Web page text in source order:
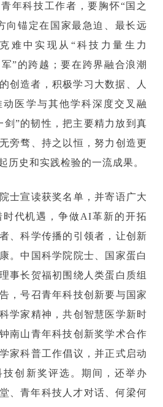
年科技工作者，要胸怀“国之
向锚定在国家最急迫、最长远
难中实现从“科技力量生力
”的跨越；要在跨界融合浪潮
创造者，积极学习大数据、人
医学与其他学科深度交叉融
剑”的韧性，把主要精力放到真
旁骛、持之以恒，努力创造更
历史和实践检验的一流成果。
士宣读获奖名单，并寄语广大
代机遇，争做AI革新的开拓
、科学传播的引领者，让创新
。中国科学院院士、国家蛋白
事长贺福初围绕人类蛋白质组
，号召青年科技创新要与国家
学家精神，共创智慧医学新时
南山青年科技创新奖学术合作
家科普工作倡议，并正式启动
创新奖评选。期间，还举办
、青年科技人才对话、何梁何